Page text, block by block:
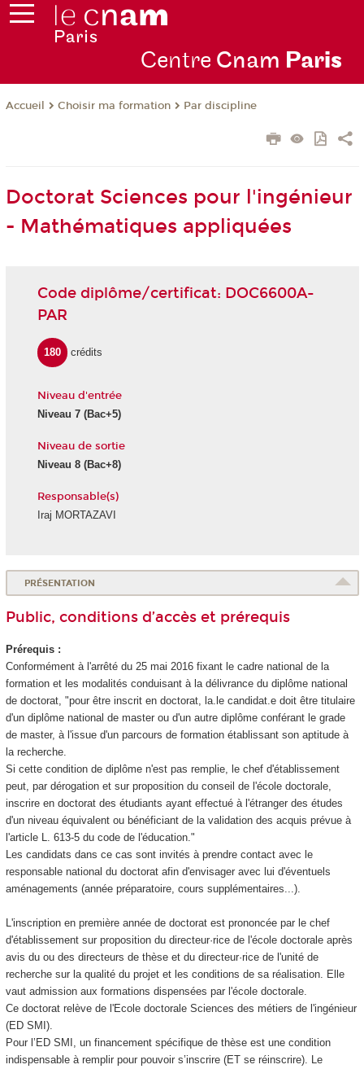
Centre Cnam Paris
Accueil Choisir ma formation Par discipline
Doctorat Sciences pour l'ingénieur
- Mathématiques appliquées
Code diplôme/certificat: DOC6600A-
PAR
180 crédits
Niveau d'entrée
Niveau 7(Bac+5)
Niveau de sortie
Niveau 8(Bac+8)
Responsable(s)
Iraj MORTAZAVI
PRÉSENTATION
Public, conditions d’accès et prérequis
Prérequis :
Conformément à l'arrêté du 25 mai 2016 fixant le cadre national de la
formation et les modalités conduisant à la délivrance du diplôme national
de doctorat, "pour être inscrit en doctorat, la.le candidat.e doit être titulaire
d'un diplôme national de master ou d'un autre diplôme conférant le grade
de master, à l'issue d'un parcours de formation établissant son aptitude à
la recherche.
Si cette condition de diplôme n'est pas remplie, le chef d'établissement
peut, par dérogation et sur proposition du conseil de l'école doctorale,
inscrire en doctorat des étudiants ayant effectué à l'étranger des études
d'un niveau équivalent ou bénéficiant de la validation des acquis prévue à
l'article L. 613-5 du code de l'éducation."
Les candidats dans ce cas sont invités à prendre contact avec le
responsable national du doctorat afin d'envisager avec lui d'éventuels
aménagements (année préparatoire, cours supplémentaires...).
L'inscription en première année de doctorat est prononcée par le chef
d'établissement sur proposition du directeur·rice de l'école doctorale après
avis du ou des directeurs de thèse et du directeur·rice de l'unité de
recherche sur la qualité du projet et les conditions de sa réalisation. Elle
vaut admission aux formations dispensées par l'école doctorale.
Ce doctorat relève de l'Ecole doctorale Sciences des métiers de l'ingénieur
(ED SMI).
Pour l’ED SMI, un financement spécifique de thèse est une condition
indispensable à remplir pour pouvoir s’inscrire (ET se réinscrire). Le